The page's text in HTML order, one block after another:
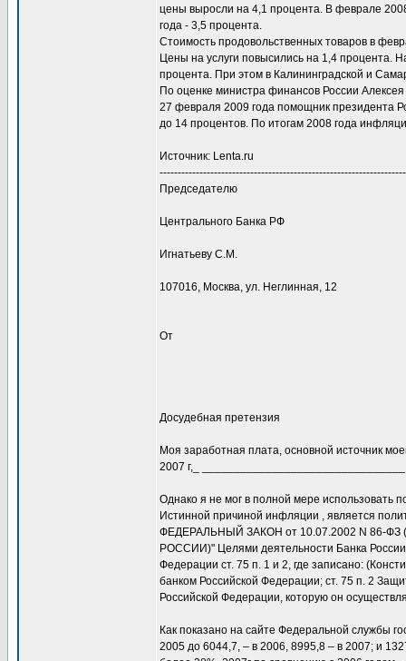
цены выросли на 4,1 процента. В феврале
года - 3,5 процента.
Стоимость продовольственных товаров в
Цены на услуги повысились на 1,4 процента.
процента. При этом в Калининградской и
По оценке министра финансов России
27 февраля 2009 года помощник президента
до 14 процентов. По итогам 2008 года
Источник: Lenta.ru
Председателю
Центрального Банка РФ
Игнатьеву С.М.
107016, Москва, ул. Неглинная, 12
От
Досудебная претензия
Моя заработная плата, основной источник
2007 г,_
Однако я не мог в полной мере использовать
Истинной причиной инфляции , является
ФЕДЕРАЛЬНЫЙ ЗАКОН от 10.07.2002 N 86-
РОССИИ)" Целями деятельности Банка России
Федерации ст. 75 п. 1 и 2, где записано:
банком Российской Федерации; ст. 75 п. 2
Российской Федерации, которую он
Как показано на сайте Федеральной службы
2005 до 6044,7, – в 2006, 8995,8 – в 2007; и